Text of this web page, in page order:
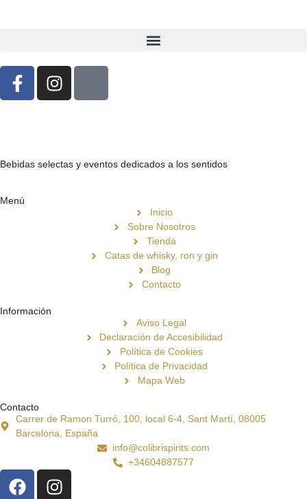
Bebidas selectas y eventos dedicados a los sentidos
Menú
Inicio
Sobre Nosotros
Tienda
Catas de whisky, ron y gin
Blog
Contacto
Información
Aviso Legal
Declaración de Accesibilidad
Política de Cookies
Política de Privacidad
Mapa Web
Contacto
Carrer de Ramon Turró, 100, local 6-4, Sant Martí, 08005
Barcelona, España
info@colibrispirits.com
+34604887577